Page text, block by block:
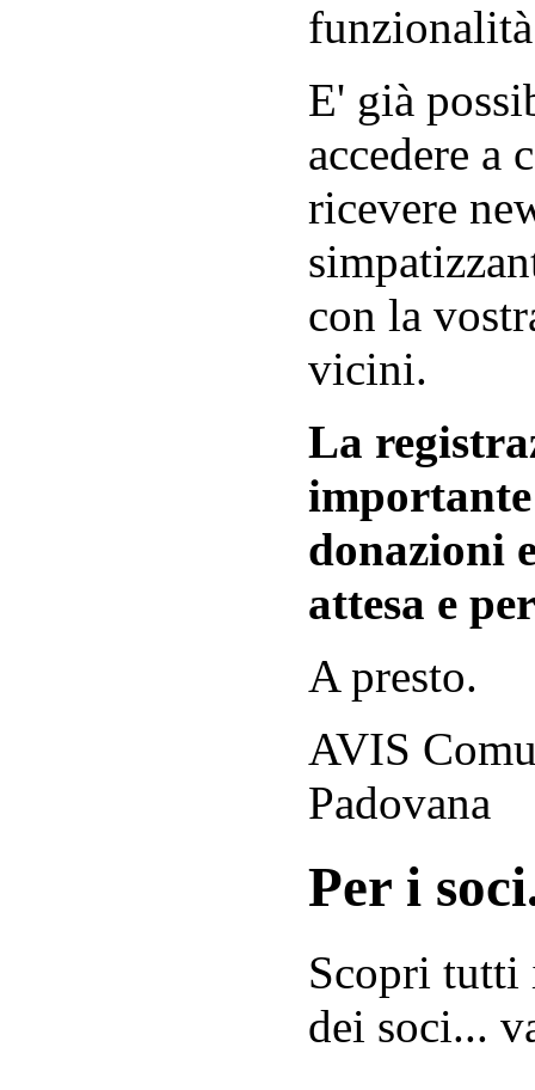
E' già
accedere a
ricevere
con la
vicini.
La
donazioni
attesa e
A presto.
AVIS
Padovana
Per i
Scopri tutti
dei soci...